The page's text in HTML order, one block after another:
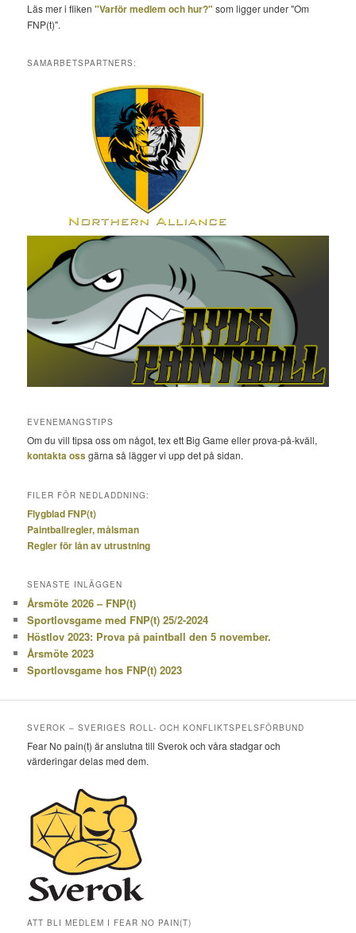
Läs mer i fliken"Varför medlem och hur?" som ligger under "Om
FNP(t)".
SAMARBETSPARTNERS:
EVENEMANGSTIPS
Om du vill tipsa oss om något, tex ett Big Game eller prova-på-kväll,
kontakta ossgärna så lägger vi upp det på sidan.
FILER FÖR NEDLADDNING:
Flygblad FNP(t)
Paintballregler, målsman
Regler för lån av utrustning
SENASTE INLÄGGEN
Årsmöte 2026 – FNP(t)
Sportlovsgame med FNP(t) 25/2-2024
Höstlov 2023: Prova på paintball den 5 november.
Årsmöte 2023
Sportlovsgame hos FNP(t) 2023
SVEROK – SVERIGES ROLL- OCH KONFLIKTSPELSFÖRBUND
Fear No pain(t) är anslutna till Sverok och våra stadgar och
värderingar delas med dem.
ATT BLI MEDLEM I FEAR NO PAIN(T)